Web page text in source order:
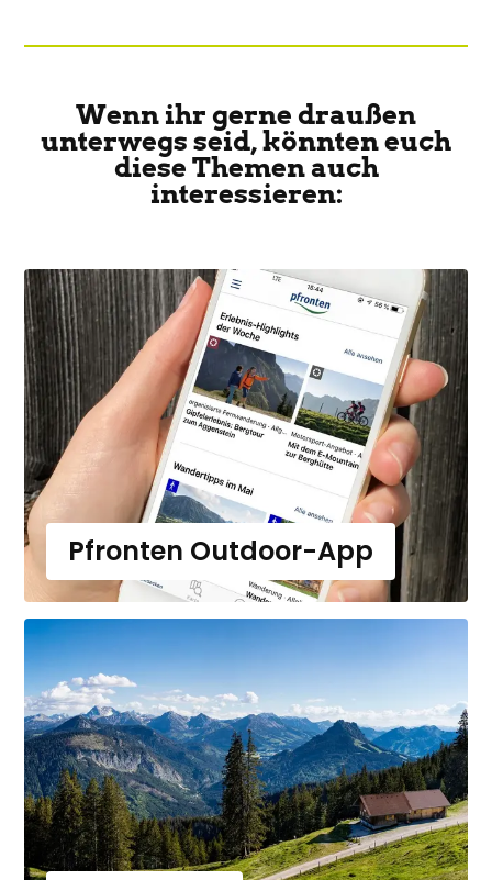
Wenn ihr gerne draußen
unterwegs seid, könnten euch
diese Themen auch
interessieren:
Pfronten Outdoor-App